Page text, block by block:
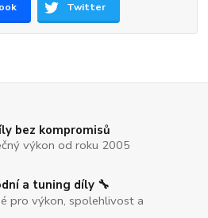
Twitter
bez kompromisů
výkon od roku 2005
a tuning díly 🔧
pro výkon, spolehlivost a